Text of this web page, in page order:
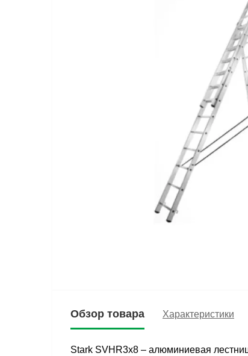
Обзор товара Характеристики
Stark SVHR3x8 – алюминиевая